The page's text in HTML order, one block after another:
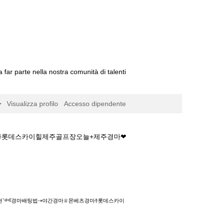
far parte nella nostra comunità di talenti
Visualizza profilo Accesso dipendente
데스카이힐제주골프장오늘+제주경마❤
༺경마배팅법⇢야간경마♕몬베츠경마࿈롯데스카이